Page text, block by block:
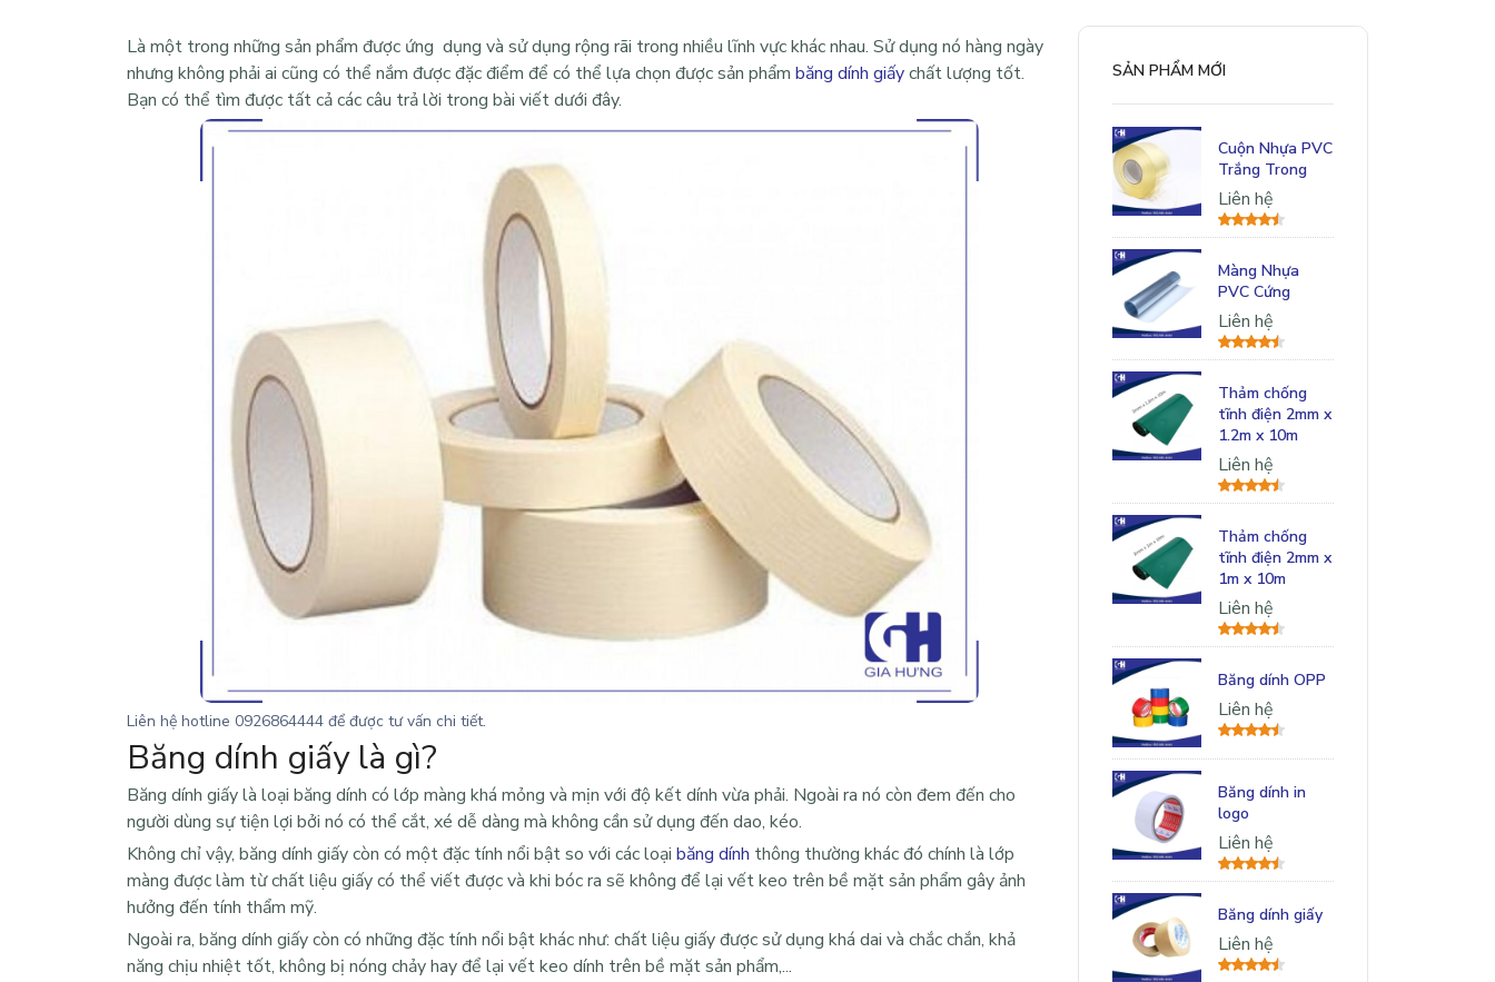
Là một trong những sản phẩm được ứng dụng và sử dụng rộng rãi trong nhiều lĩnh vực khác nhau. Sử dụng nó hàng ngày
nhưng không phải ai cũng có thể nắm được đặc điểm để có thể lựa chọn được sản phẩm băng dính giấychất lượng tốt.
Bạn có thể tìm được tất cả các câu trả lời trong bài viết dưới đây.
Liên hệ hotline 0926864444 để được tư vấn chi tiết.
Băng dính giấy là gì?
Băng dính giấylà loại băng dính có lớp màng khá mỏng và mịn với độ kết dính vừa phải. Ngoài ra nó còn đem đến cho
người dùng sự tiện lợi bởi nó có thể cắt, xé dễ dàng mà không cần sử dụng đến dao, kéo.
Không chỉ vậy, băng dính giấy còn có một đặc tính nổi bật so với các loại băng dính thông thường khác đó chính là lớp
màng được làm từ chất liệu giấy có thể viết được và khi bóc ra sẽ không để lại vết keo trên bề mặt sản phẩm gây ảnh
hưởng đến tính thẩm mỹ.
Ngoài ra, băng dính giấy còn có những đặc tính nổi bật khác như: chất liệu giấy được sử dụng khá dai và chắc chắn, khả
năng chịu nhiệt tốt, không bị nóng chảy hay để lại vết keo dính trên bề mặt sản phẩm,...
SẢN PHẨM MỚI
Cuộn Nhựa PVC
Trắng Trong
Liên hệ
Màng Nhựa
PVC Cứng
Liên hệ
Thảm chống
tĩnh điện 2mm x
1.2m x 10m
Liên hệ
Thảm chống
tĩnh điện 2mm x
1m x 10m
Liên hệ
Băng dính OPP
Liên hệ
Băng dính in
logo
Liên hệ
Băng dính giấy
Liên hệ